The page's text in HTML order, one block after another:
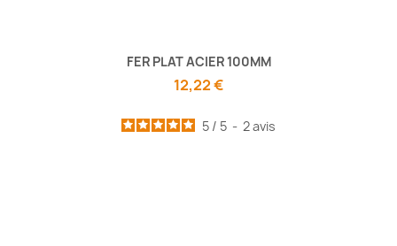
FER PLAT ACIER 100MM
12,22 €
5 / 5 - 2avis